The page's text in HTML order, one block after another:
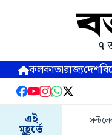
৭
কলকাতারাজ্যদেশ
এই
মুহূর্তে